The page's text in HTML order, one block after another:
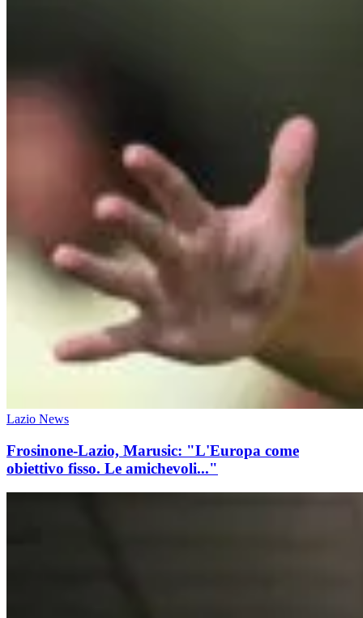
Lazio News
Frosinone-Lazio, Marusic: "L'Europa come
obiettivo fisso. Le amichevoli..."